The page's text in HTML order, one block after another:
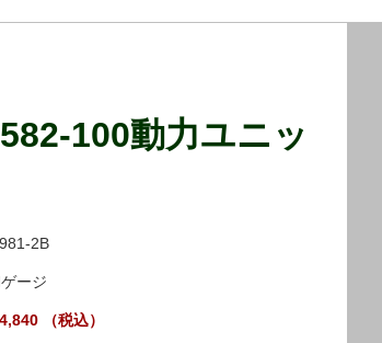
100動力ユニッ
2B
ージ
（税込）